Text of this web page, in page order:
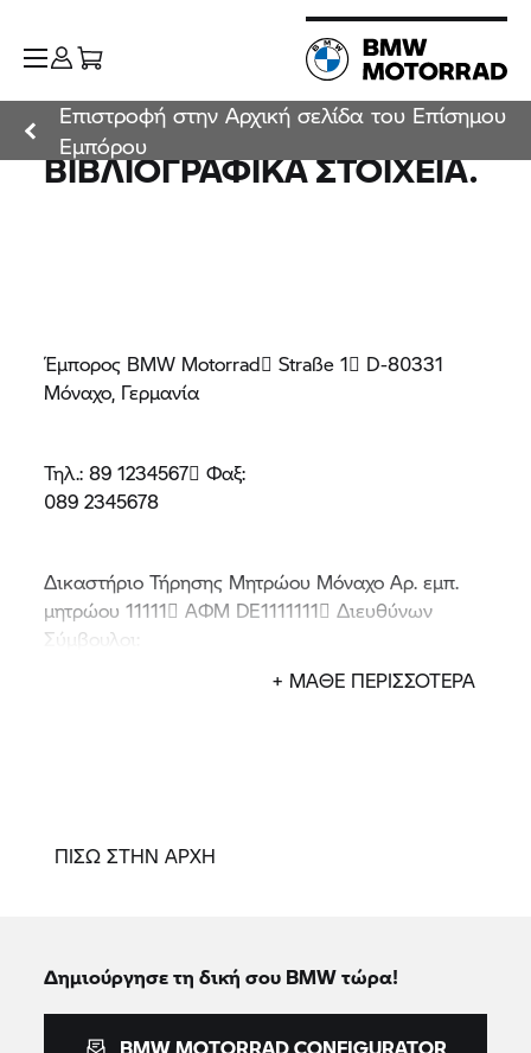
Επιστροφή στην Αρχική σελίδα του Επίσημου
Εμπόρου
ΒΙΒΛΙΟΓΡΑΦΙΚΆ ΣΤΟΙΧΕΊΑ.
Έμπορος BMW Motorrad Straße 1 D-80331
Μόναχο, Γερμανία
Τηλ.: 89 1234567 Φαξ:
089 2345678
Δικαστήριο Τήρησης Μητρώου Μόναχο Αρ. εμπ.
μητρώου 11111 ΑΦΜ DE1111111 Διευθύνων
Σύμβουλοι:
John Doe και Jane Doe Επικοινωνία:+ ΜΑΘΕ ΠΕΡΙΣΣΟΤΕΡΑ
ΠΙΣΩ ΣΤΗΝ ΑΡΧΗ
Δημιούργησε τη δική σου BMW τώρα!